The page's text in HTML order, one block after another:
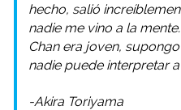
hecho, salió
nadie me vino a la
Chan era joven,
nadie puede interpretar
-Akira Toriyama